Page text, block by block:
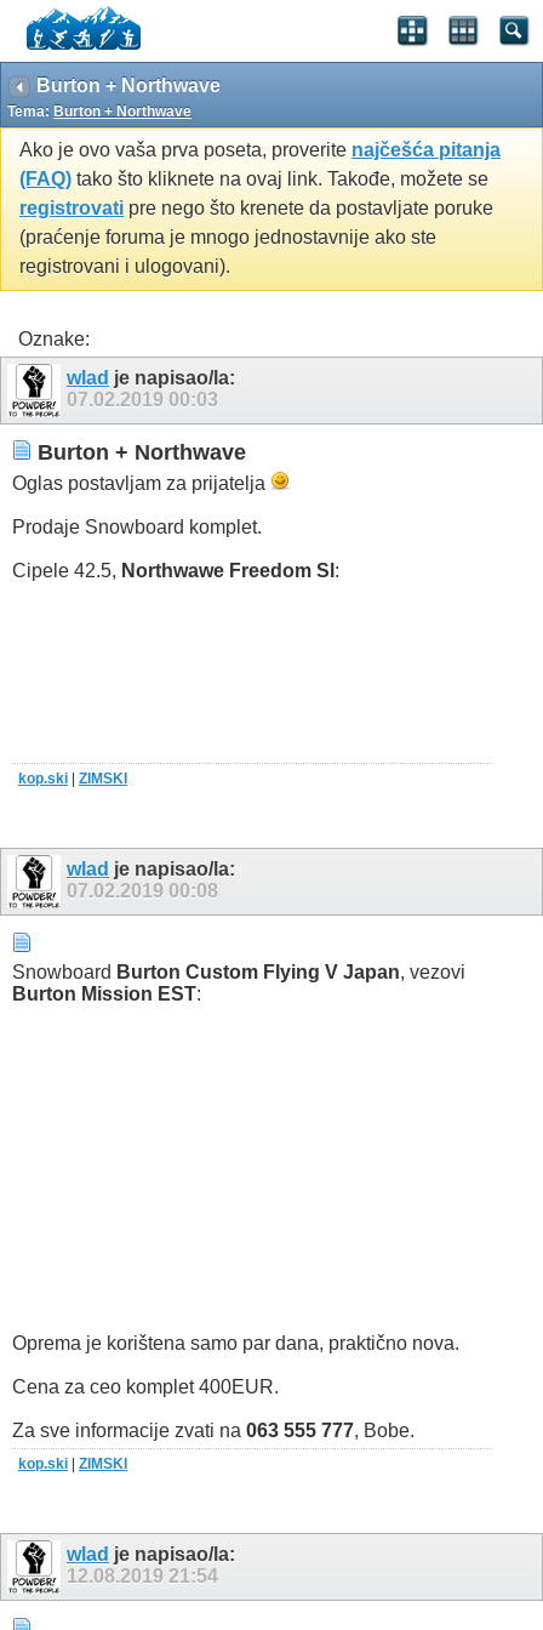
Burton + Northwave
Tema: Burton + Northwave
Ako je ovo vaša prva poseta, proverite najčešća pitanja
(FAQ) tako što kliknete na ovaj link. Takođe, možete se
registrovati pre nego što krenete da postavljate poruke
(praćenje foruma je mnogo jednostavnije ako ste
registrovani i ulogovani).
Oznake:
wlad je napisao/la:
07.02.2019 00:03
Burton + Northwave
Oglas postavljam za prijatelja
Prodaje Snowboard komplet.
Cipele 42.5, Northwawe Freedom Sl :
kop.ski ZIMSKI
wlad je napisao/la:
07.02.2019 00:08
Snowboard Burton Custom Flying V Japan, vezovi
Burton Mission EST:
Oprema je korištena samo par dana, praktično nova.
Cena za ceo komplet 400EUR.
Za sve informacije zvati na 063 555 777, Bobe.
kop.ski ZIMSKI
wlad je napisao/la:
12.08.2019 21:54